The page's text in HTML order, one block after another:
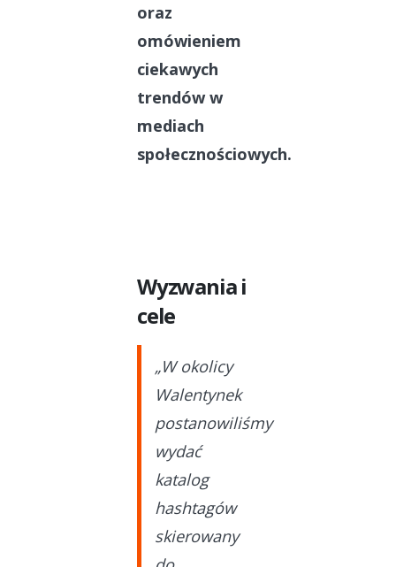
oraz
omówieniem
ciekawych
trendów w
mediach
społecznościowych.
Wyzwania i
cele
„W okolicy
Walentynek
postanowiliśmy
wydać
katalog
hashtagów
skierowany